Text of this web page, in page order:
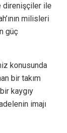
direnişçiler ile
milisleri
güç
konusunda
bir takım
kaygıy
imajı